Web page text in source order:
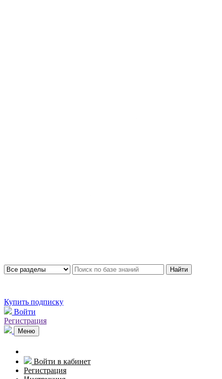
Найти
Купить подписку
Войти
Регистрация
Меню
Войти в кабинет
Регистрация